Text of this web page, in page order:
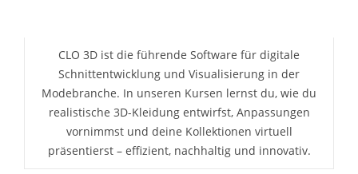
CLO 3D ist die führende Software für digitale
Schnittentwicklung und Visualisierung in der
Modebranche. In unseren Kursen lernst du, wie du
realistische 3D-Kleidung entwirfst, Anpassungen
vornimmst und deine Kollektionen virtuell
präsentierst – effizient, nachhaltig und innovativ.